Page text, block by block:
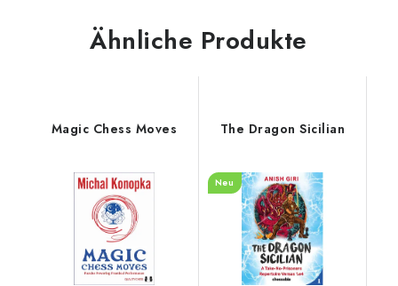
Ähnliche Produkte
Magic Chess Moves The Dragon Sicilian
Neu